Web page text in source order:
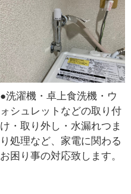
●洗濯機・卓上食洗機・ウ
ォシュレットなどの取り付
け・取り外し・水漏れつま
り処理など、家電に関わる
お困り事の対応致します。